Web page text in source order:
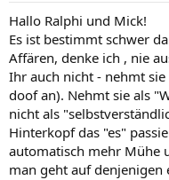
Hallo Ralphi und Mick!
Es ist bestimmt schwer
Affären, denke ich , nie
Ihr auch nicht - nehmt
doof an). Nehmt sie als
nicht als
Hinterkopf das "es"
automatisch mehr Mühe
man geht auf denjenigen